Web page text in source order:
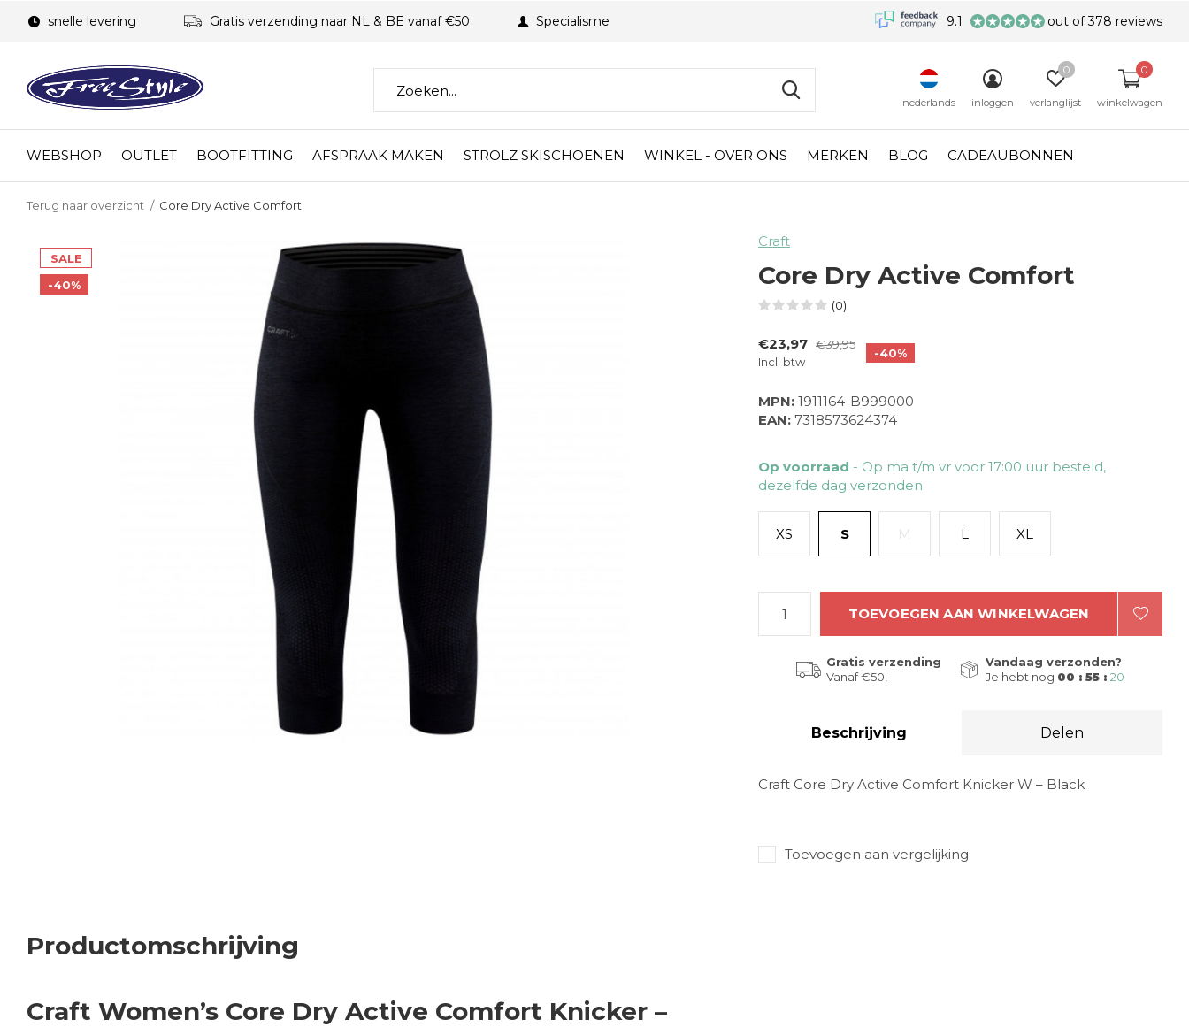
WEBSHOP OUTLET BOOTFITTING AFSPRAAK MAKEN STROLZ SKISCHOENEN WINKEL - OVER ONS MERKEN BLOG CADEAUBONNEN
nederlands inloggen verlanglijst
0
winkelwagen
0
snelle levering Gratis verzending naar NL & BE vanaf €50 Specialisme 9.1 out of 378 reviews
Terug naar overzicht Core Dry Active Comfort
SALE
-40%
Craft
Core Dry Active Comfort
(0)
€23,97 €39,95
Incl. btw
-40%
MPN: 1911164-B999000
EAN: 7318573624374
Op voorraad - Op ma t/m vr voor 17:00 uur besteld,
dezelfde dag verzonden
XS S M L XL
TOEVOEGEN AAN WINKELWAGEN
Gratis verzending
Vanaf €50,-
Vandaag verzonden?
Je hebt nog 00 : 55 : 20
Beschrijving Delen
Craft Core Dry Active Comfort Knicker W – Black
Toevoegen aan vergelijking
Productomschrijving
Craft Women’s Core Dry Active Comfort Knicker –